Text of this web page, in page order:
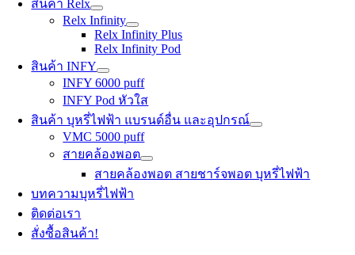
สินค้า Relx
Relx Infinity
Relx Infinity Plus
Relx Infinity Pod
สินค้า INFY
INFY 6000 puff
INFY Pod หัวใส
สินค้า บุหรี่ไฟฟ้า แบรนด์อื่น และอุปกรณ์
VMC 5000 puff
สายคล้องพอต
สายคล้องพอต สายชาร์จพอต บุหรี่ไฟฟ้า
บทความบุหรี่ไฟฟ้า
ติดต่อเรา
สั่งซื้อสินค้า!